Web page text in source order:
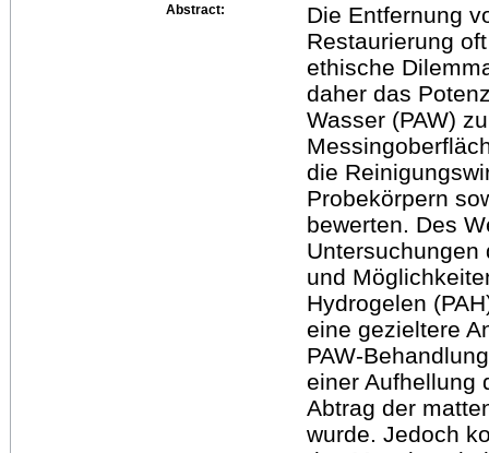
Abstract:
Die Entfernung
Restaurierung
ethische
daher das
Wasser (PAW)
die
Probekörpern
bewerten. Des
Untersuchungen
und
Hydrogelen
eine gezieltere
PAW-
einer Aufhellung
Abtrag der
wurde. Jedoch